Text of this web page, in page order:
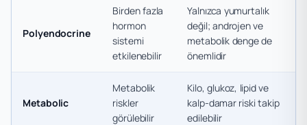
Polyendocrine
Birden fazla
hormon
sistemi
etkilenebilir
Yalnızca yumurtalık
değil; androjen ve
metabolik denge de
önemlidir
Metabolic
Metabolik
riskler
görülebilir
Kilo, glukoz, lipid ve
kalp-damar riski takip
edilebilir